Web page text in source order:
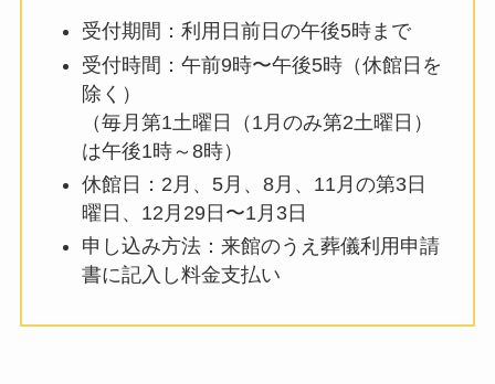
受付期間：利用日前日の午後5時まで
受付時間：午前9時〜午後5時（休館日を
除く）
（毎月第1土曜日（1月のみ第2土曜日）
は午後1時～8時）
休館日：2月、5月、8月、11月の第3日
曜日、12月29日〜1月3日
申し込み方法：来館のうえ葬儀利用申請
書に記入し料金支払い